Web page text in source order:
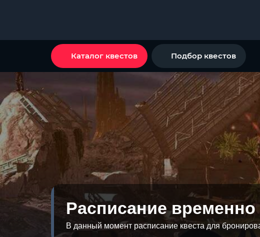
Каталог квестов Подбор квестов
Расписание
В данный момент расписание квеста для